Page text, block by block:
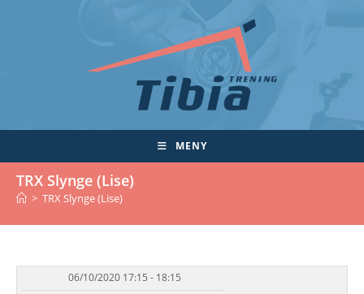
MENY
TRX Slynge (Lise)
> TRX Slynge (Lise)
DATO/TID EVENT TILGJENGELIGHET
06/10/2020 17:15 - 18:15